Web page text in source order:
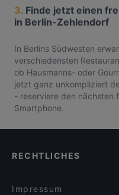
3. Finde jetzt einen
in Berlin-Zehlendorf
In Berlins Südwesten
verschiedensten
ob Hausmanns- oder
jetzt ganz unkompliziert
- reserviere den nächsten
Smartphone.
RECHTLICHES
Impressum